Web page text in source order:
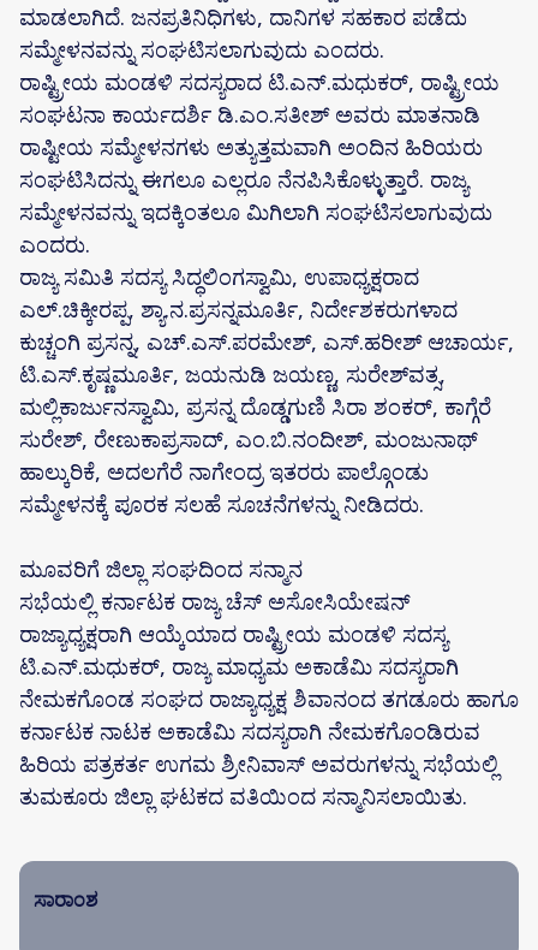
ಮಾಡಲಾಗಿದೆ. ಜನಪ್ರತಿನಿಧಿಗಳು, ದಾನಿಗಳ ಸಹಕಾರ ಪಡೆದು
ಸಮ್ಮೇಳನವನ್ನು ಸಂಘಟಿಸಲಾಗುವುದು ಎಂದರು.
ರಾಷ್ಟ್ರೀಯ ಮಂಡಳಿ ಸದಸ್ಯರಾದ ಟಿ.ಎನ್.ಮಧುಕರ್, ರಾಷ್ಟ್ರೀಯ
ಸಂಘಟನಾ ಕಾರ್ಯದರ್ಶಿ ಡಿ.ಎಂ.ಸತೀಶ್ ಅವರು ಮಾತನಾಡಿ
ರಾಷ್ಟೀಯ ಸಮ್ಮೇಳನಗಳು ಅತ್ಯುತ್ತಮವಾಗಿ ಅಂದಿನ ಹಿರಿಯರು
ಸಂಘಟಿಸಿದನ್ನು ಈಗಲೂ ಎಲ್ಲರೂ ನೆನಪಿಸಿಕೊಳ್ಳುತ್ತಾರೆ. ರಾಜ್ಯ
ಸಮ್ಮೇಳನವನ್ನು ಇದಕ್ಕಿಂತಲೂ ಮಿಗಿಲಾಗಿ ಸಂಘಟಿಸಲಾಗುವುದು
ಎಂದರು.
ರಾಜ್ಯ ಸಮಿತಿ ಸದಸ್ಯ ಸಿದ್ಧಲಿಂಗಸ್ವಾಮಿ, ಉಪಾಧ್ಯಕ್ಷರಾದ
ಎಲ್.ಚಿಕ್ಕೀರಪ್ಪ, ಶ್ಯಾ.ನ.ಪ್ರಸನ್ನಮೂರ್ತಿ, ನಿರ್ದೇಶಕರುಗಳಾದ
ಕುಚ್ಚಂಗಿ ಪ್ರಸನ್ನ, ಎಚ್.ಎಸ್.ಪರಮೇಶ್, ಎಸ್.ಹರೀಶ್ ಆಚಾರ್ಯ,
ಟಿ.ಎಸ್.ಕೃಷ್ಣಮೂರ್ತಿ, ಜಯನುಡಿ ಜಯಣ್ಣ, ಸುರೇಶ್‌ವತ್ಸ,
ಮಲ್ಲಿಕಾರ್ಜುನಸ್ವಾಮಿ, ಪ್ರಸನ್ನ ದೊಡ್ಡಗುಣಿ ಸಿರಾ ಶಂಕರ್, ಕಾಗ್ಗೆರೆ
ಸುರೇಶ್, ರೇಣುಕಾಪ್ರಸಾದ್, ಎಂ.ಬಿ.ನಂದೀಶ್, ಮಂಜುನಾಥ್
ಹಾಲ್ಕುರಿಕೆ, ಅದಲಗೆರೆ ನಾಗೇಂದ್ರ ಇತರರು ಪಾಲ್ಗೊಂಡು
ಸಮ್ಮೇಳನಕ್ಕೆ ಪೂರಕ ಸಲಹೆ ಸೂಚನೆಗಳನ್ನು ನೀಡಿದರು.
ಮೂವರಿಗೆ ಜಿಲ್ಲಾ ಸಂಘದಿಂದ ಸನ್ಮಾನ
ಸಭೆಯಲ್ಲಿ ಕರ್ನಾಟಕ ರಾಜ್ಯ ಚೆಸ್ ಅಸೋಸಿಯೇಷನ್
ರಾಜ್ಯಾಧ್ಯಕ್ಷರಾಗಿ ಆಯ್ಕೆಯಾದ ರಾಷ್ಟ್ರೀಯ ಮಂಡಳಿ ಸದಸ್ಯ
ಟಿ.ಎನ್.ಮಧುಕರ್, ರಾಜ್ಯ ಮಾಧ್ಯಮ ಅಕಾಡೆಮಿ ಸದಸ್ಯರಾಗಿ
ನೇಮಕಗೊಂಡ ಸಂಘದ ರಾಜ್ಯಾಧ್ಯಕ್ಷ ಶಿವಾನಂದ ತಗಡೂರು ಹಾಗೂ
ಕರ್ನಾಟಕ ನಾಟಕ ಅಕಾಡೆಮಿ ಸದಸ್ಯರಾಗಿ ನೇಮಕಗೊಂಡಿರುವ
ಹಿರಿಯ ಪತ್ರಕರ್ತ ಉಗಮ ಶ್ರೀನಿವಾಸ್ ಅವರುಗಳನ್ನು ಸಭೆಯಲ್ಲಿ
ತುಮಕೂರು ಜಿಲ್ಲಾ ಘಟಕದ ವತಿಯಿಂದ ಸನ್ಮಾನಿಸಲಾಯಿತು.
ಸಾರಾಂಶ